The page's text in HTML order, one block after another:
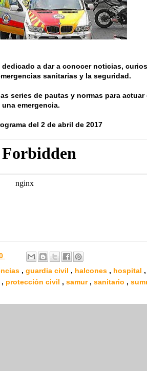
dedicado a dar a conocer noticias,
sanitarias y la seguridad.
series de pautas y normas para actuar
emergencia.
del 2 de abril de 2017
, guardia civil , halcones , hospital ,
, protección civil , samur , sanitario ,